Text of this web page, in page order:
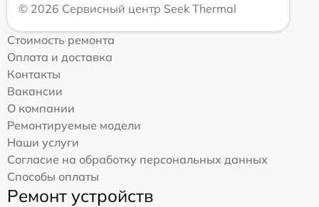
© 2026 Сервисный центр Seek Thermal
Стоимость ремонта
Оплата и доставка
Контакты
Вакансии
О компании
Ремонтируемые модели
Наши услуги
Согласие на обработку персональных данных
Способы оплаты
Ремонт устройств